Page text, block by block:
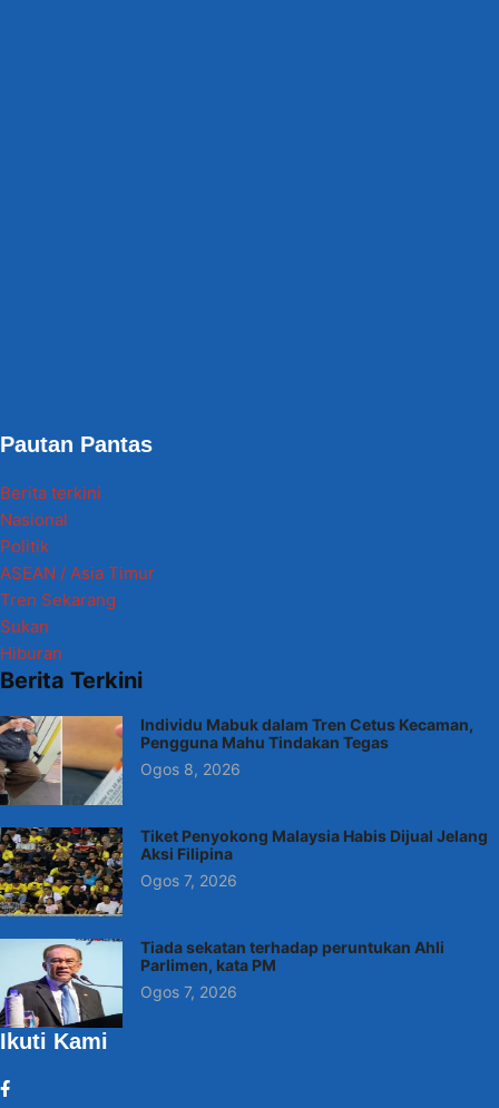
Pautan Pantas
Berita terkini
Nasional
Politik
ASEAN / Asia Timur
Tren Sekarang
Sukan
Hiburan
Berita Terkini
Individu Mabuk dalam Tren Cetus Kecaman,
Pengguna Mahu Tindakan Tegas
Ogos 8, 2026
Tiket Penyokong Malaysia Habis Dijual Jelang
Aksi Filipina
Ogos 7, 2026
Tiada sekatan terhadap peruntukan Ahli
Parlimen, kata PM
Ogos 7, 2026
Ikuti Kami